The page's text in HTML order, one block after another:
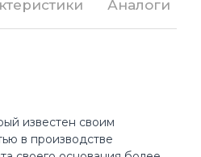
Аналоги
известен своим
в производстве